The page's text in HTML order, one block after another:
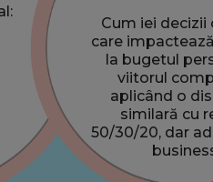
Cum iei decizii
care
la bugetul
viitorul
aplicând o
similară cu
50/30/20, dar